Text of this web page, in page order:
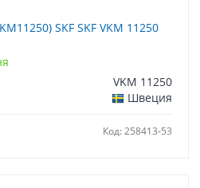
SKF SKF VKM 11250
VKM 11250
Швеция
Код: 258413-53